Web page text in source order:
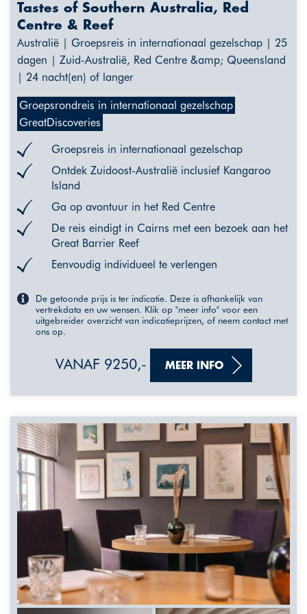
Tastes of Southern Australia, Red
Centre & Reef
Australië | Groepsreis in internationaal gezelschap | 25
dagen | Zuid-Australië, Red Centre &amp; Queensland
| 24 nacht(en) of langer
Groepsrondreis in internationaal gezelschap
GreatDiscoveries
Groepsreis in internationaal gezelschap
Ontdek Zuidoost-Australië inclusief Kangaroo
Island
Ga op avontuur in het Red Centre
De reis eindigt in Cairns met een bezoek aan het
Great Barrier Reef
Eenvoudig individueel te verlengen
De getoonde prijs is ter indicatie. Deze is afhankelijk van
vertrekdata en uw wensen. Klik op "meer info" voor een
uitgebreider overzicht van indicatieprijzen, of neem contact met
ons op.
VANAF 9250,- MEER INFO